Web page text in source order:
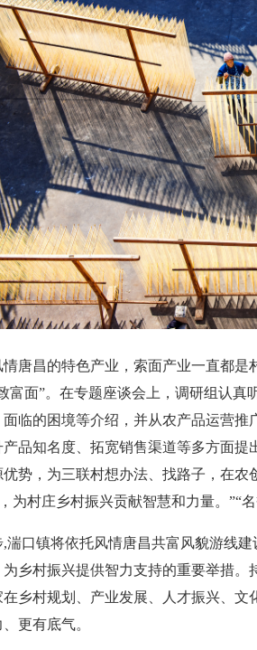
昌的特色产业，索面产业一直都是
富面”。在专题座谈会上，调研组认
面临的困境等介绍，并从农产品运营
品知名度、拓宽销售渠道等多方面
势，为三联村想办法、找路子，在农
为村庄乡村振兴贡献智慧和力量。”“
镇将依托风情唐昌共富风貌游线建
为乡村振兴提供智力支持的重要举措。
乡村规划、产业发展、人才振兴、文
更有底气。